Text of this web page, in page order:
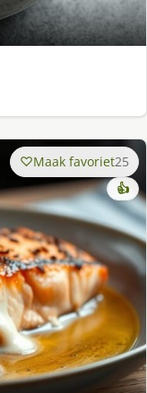
Maak favoriet25
👍